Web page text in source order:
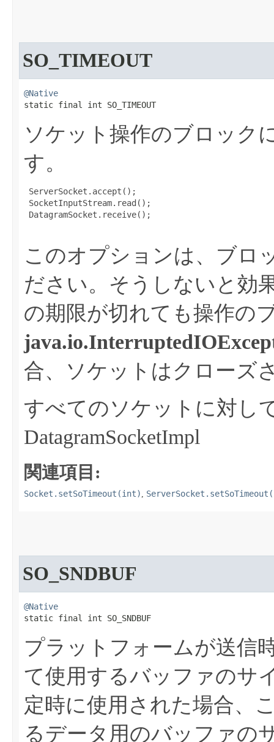
SO_TIMEOUT
@Native
static final int SO_TIMEOUT
ソケット操作のブロック
す。
ServerSocket.accept();
SocketInputStream.read();
DatagramSocket.receive();
このオプションは、ブロ
ださい。そうしないと効
の期限が切れても操作の
合、ソケットはクローズ
すべてのソケットに対し
DatagramSocketImpl
関連項目:
Socket.setSoTimeout(int) ,
SO_SNDBUF
@Native
static final int SO_SNDBUF
プラットフォームが送信
て使用するバッファのサ
定時に使用された場合、
るデータ用のバッファの